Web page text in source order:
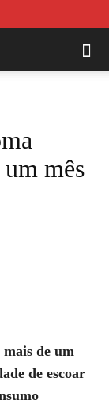
mês
de um
de escoar